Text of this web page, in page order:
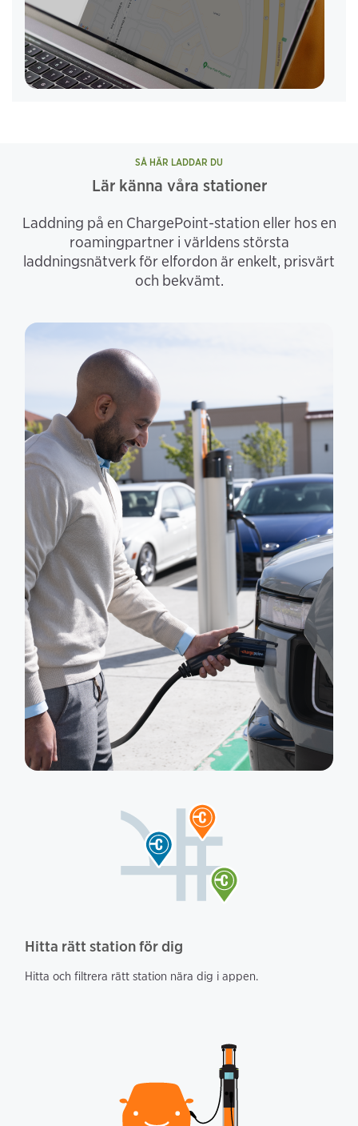
SÅ HÄR LADDAR DU
Lär känna våra stationer
Laddning på en ChargePoint-station eller hos en
roamingpartner i världens största
laddningsnätverk för elfordon är enkelt, prisvärt
och bekvämt.
Hitta rätt station för dig
Hitta och filtrera rätt station nära dig i appen.